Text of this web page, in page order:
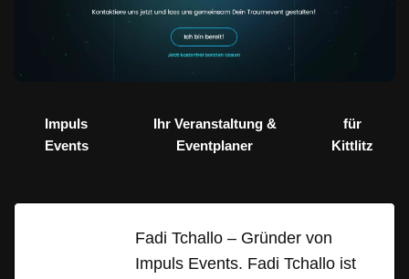
Impuls
Events
Ihr Veranstaltung &
Eventplaner
für
Kittlitz
Fadi Tchallo – Gründer von
Impuls Events. Fadi Tchallo ist